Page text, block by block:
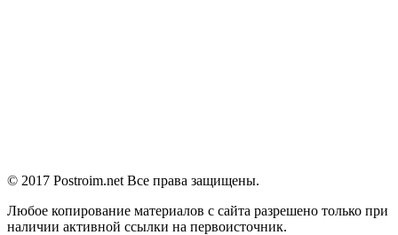
© 2017 Postroim.net Все права защищены.
Любое копирование материалов с сайта разрешено только при
наличии активной ссылки на первоисточник.